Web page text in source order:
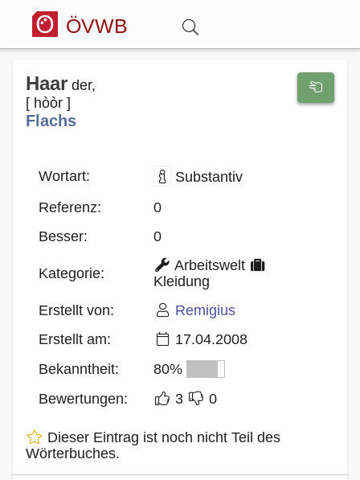
ÖVWB
Wörterbuch
Hitparade
Blog
Haar der,
[ hòòr ]
Flachs
Wortart:
Substantiv
Referenz:
0
Besser:
0
Kategorie:
Arbeitswelt
Kleidung
Erstellt von:
Remigius
Erstellt am:
17.04.2008
Bekanntheit:
80%
Bewertungen:
3 0
Dieser Eintrag ist noch nicht Teil des
Wörterbuches.